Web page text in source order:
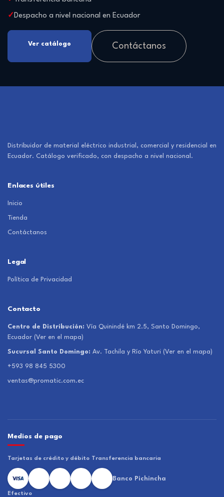
Despacho a nivel nacional en Ecuador
Ver catálogo Contáctanos
Distribuidor de material eléctrico industrial, comercial y residencial en
Ecuador. Catálogo verificado, con despacho a nivel nacional.
Enlaces útiles
Inicio
Tienda
Contáctanos
Legal
Política de Privacidad
Contacto
Centro de Distribución: Vía Quinindé km 2.5, Santo Domingo,
Ecuador (Ver en el mapa)
Sucursal Santo Domingo: Av. Tachila y Río Yaturi (Ver en el mapa)
+593 98 845 5300
ventas@promatic.com.ec
Medios de pago
Tarjetas de crédito y débito Transferencia bancaria
Banco Pichincha
Efectivo